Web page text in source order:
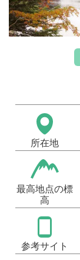
所在地
最高地点の標
高
参考サイト